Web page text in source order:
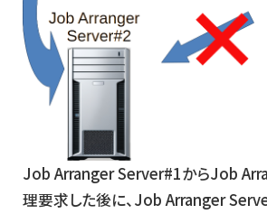
Job Arranger Server#1からJob
理要求した後に、Job Arranger